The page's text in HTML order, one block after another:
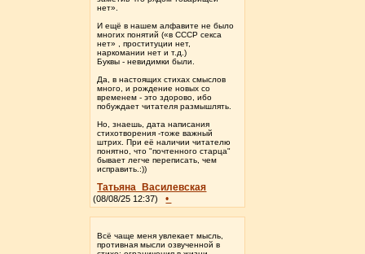
нет».
И ещё в нашем алфавите не было
многих понятий («в СССР секса
нет» , проституции нет,
наркомании нет и т.д.)
Буквы - невидимки были.
Да, в настоящих стихах смыслов
много, и рождение новых со
временем - это здорово, ибо
побуждает читателя размышлять.
Но, знаешь, дата написания
стихотворения -тоже важный
штрих. При её наличии читателю
понятно, что "почтенного старца"
бывает легче переписать, чем
исправить.:))
Татьяна_Василевская
(08/08/25 12:37) •
Всё чаще меня увлекает мысль,
противная мысли озвученной в